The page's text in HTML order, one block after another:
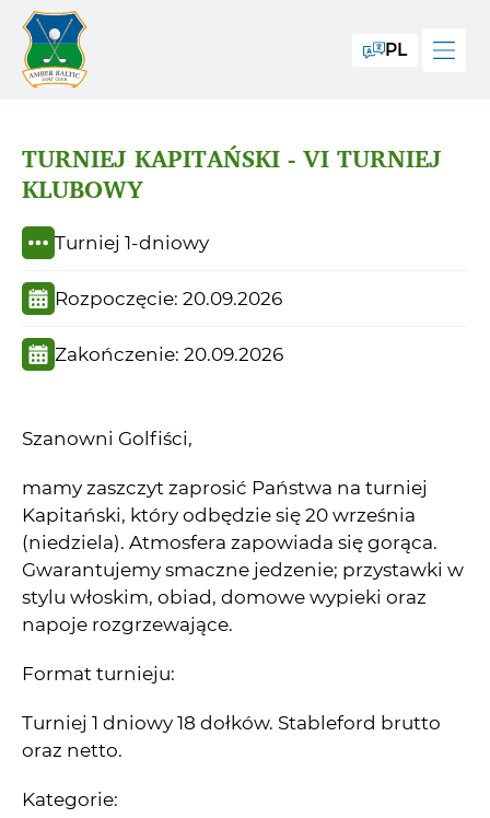
PL
TURNIEJ KAPITAŃSKI - VI TURNIEJ
KLUBOWY
Turniej 1-dniowy
Rozpoczęcie: 20.09.2026
Zakończenie: 20.09.2026
Szanowni Golfiści,
mamy zaszczyt zaprosić Państwa na turniej
Kapitański, który odbędzie się 20 września
(niedziela). Atmosfera zapowiada się gorąca.
Gwarantujemy smaczne jedzenie; przystawki w
stylu włoskim, obiad, domowe wypieki oraz
napoje rozgrzewające.
Format turnieju:
Turniej 1 dniowy 18 dołków. Stableford brutto
oraz netto.
Kategorie: